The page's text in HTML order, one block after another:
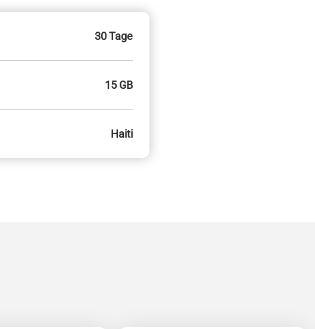
30 Tage
15 GB
Haiti